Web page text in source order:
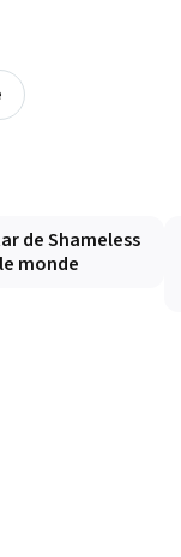
de Shameless
monde